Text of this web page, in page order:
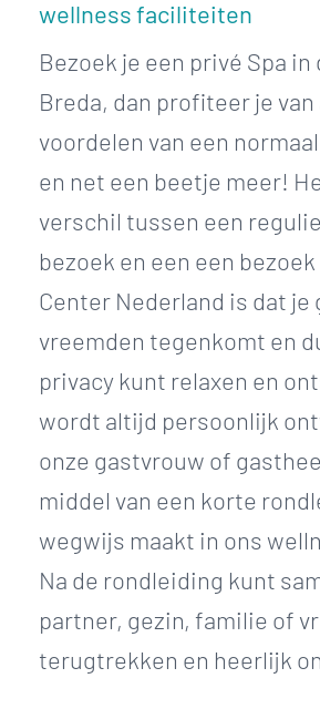
wellness faciliteiten
Bezoek je een privé Spa in
Breda, dan profiteer je van
voordelen van een
en net een beetje meer!
verschil tussen een
bezoek en een een bezoek
Center Nederland is dat je
vreemden tegenkomt en
privacy kunt relaxen en
wordt altijd persoonlijk
onze gastvrouw of
middel van een korte
wegwijs maakt in ons
Na de rondleiding kunt
partner, gezin, familie of
terugtrekken en heerlijk